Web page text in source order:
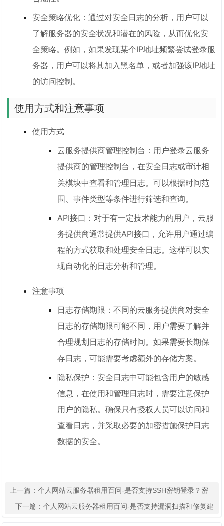
安全策略优化：通过对安全日志的分析，用户可以
了解服务器的安全状况和潜在的风险，从而优化安
全策略。例如，如果发现某个IP地址频繁尝试登录服
务器，用户可以将其加入黑名单，或者加强该IP地址
的访问控制。
使用方式和注意事项
使用方式
云服务提供商管理控制台：用户登录云服务
提供商的管理控制台，在安全日志或审计相
关模块中查看和管理日志。可以根据时间范
围、事件类型等条件进行筛选和查询。
API接口：对于有一定技术能力的用户，云服
务提供商通常提供API接口，允许用户通过编
程的方式获取和处理安全日志。这样可以实
现自动化的日志分析和管理。
注意事项
日志存储期限：不同的云服务提供商对安全
日志的存储期限可能不同，用户需要了解并
合理规划日志的存储时间。如果需要长期保
存日志，可能需要考虑额外的存储方案。
隐私保护：安全日志中可能包含用户的敏感
信息，在使用和管理日志时，需要注意保护
用户的隐私。确保只有授权人员可以访问和
查看日志，并采取必要的加密措施保护日志
数据的安全。
上一篇：个人网站云服务器租用百问-是否支持SSH密钥登录？密
码登录是否安全？
下一篇： 个人网站云服务器租用百问-是否支持漏洞扫描和修复建